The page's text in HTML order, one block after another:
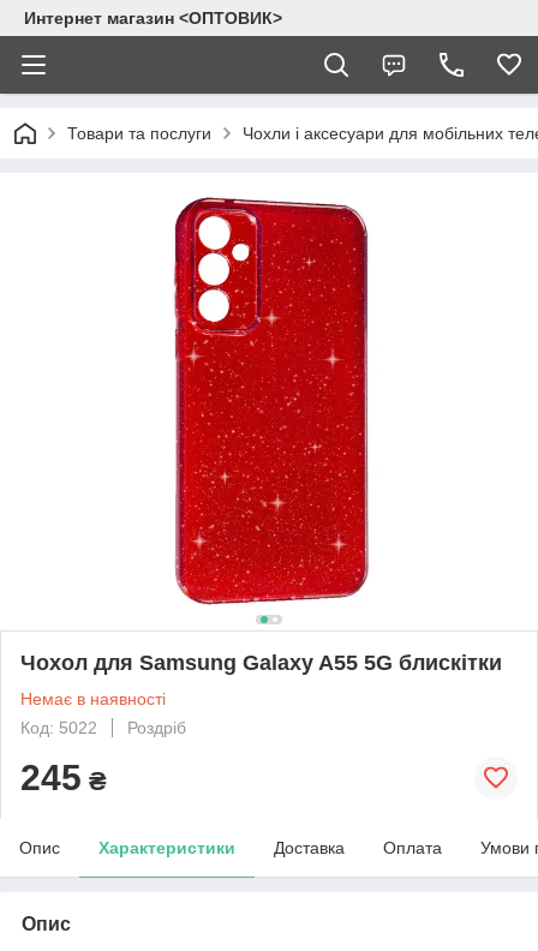
Интернет магазин <ОПТОВИК>
Товари та послуги Чохли і аксесуари для мобільних
Чохол для Samsung Galaxy A55 5G блискітки
Немає в наявності
Код: 5022
Роздріб
245 ₴
Опис Характеристики Доставка Оплата Умови
Опис